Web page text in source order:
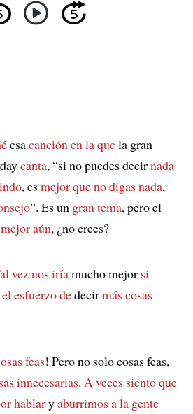
esacanción en la quela gran
canta, “si no puedes decirnada
, esmejor que no digas nada,
”. Es un gran tema, pero el
aún, ¿no crees?
vez nos iríamucho mejor si
esfuerzo dedecirmás cosas
feas! Pero no solo cosas feas,
innecesarias. A veces siento que
hablaryaburrimos a la gente